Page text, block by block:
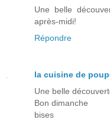
Une belle
après-midi!
Répondre
la cuisine de
Une belle
Bon dimanche
bises